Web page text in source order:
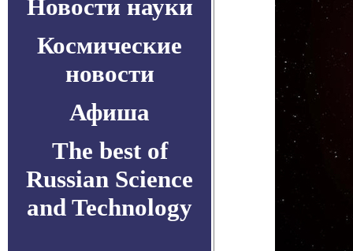
Новости науки
Космические
новости
Афиша
The best of
Russian Science
and Technology